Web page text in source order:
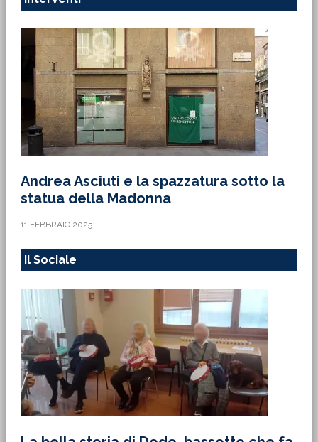
Andrea Asciuti e la spazzatura sotto la
statua della Madonna
11 FEBBRAIO 2025
Il Sociale